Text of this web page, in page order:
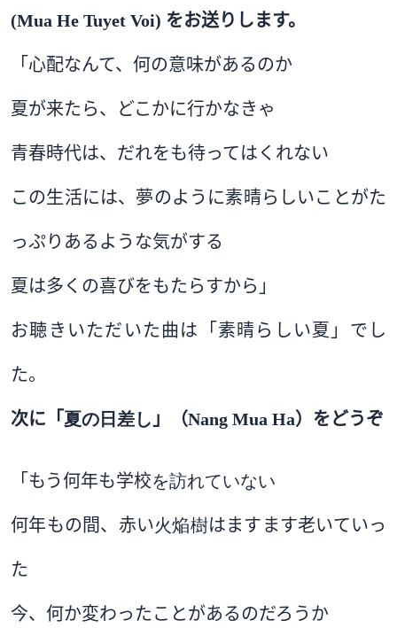
(Mua He Tuyet Voi) をお送りします。
「心配なんて、何の意味があるのか
夏が来たら、どこかに行かなきゃ
青春時代は、だれをも待ってはくれない
この生活には、夢のように素晴らしいことがた
っぷりあるような気がする
夏は多くの喜びをもたらすから」
お聴きいただいた曲は「素晴らしい夏」でし
た。
次に 「 夏の日差し 」（Nang Mua Ha）をどうぞ
「もう何年も学校を訪れていない
何年もの間、赤い火焔樹はますます老いていっ
た
今、何か変わったことがあるのだろうか